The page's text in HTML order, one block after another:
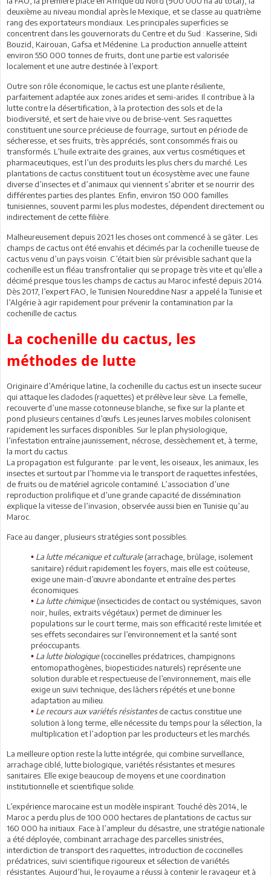
deuxième au niveau mondial après le Mexique, et se classe au quatrième
rang des exportateurs mondiaux. Les principales superficies se
concentrent dans les gouvernorats du Centre et du Sud : Kasserine, Sidi
Bouzid, Kairouan, Gafsa et Médenine. La production annuelle atteint
environ 550 000 tonnes de fruits, dont une partie est valorisée
localement et une autre destinée à l’export.
Outre son rôle économique, le cactus est une plante résiliente,
parfaitement adaptée aux zones arides et semi-arides. Il contribue à la
lutte contre la désertification, à la protection des sols et de la
biodiversité, et sert de haie vive ou de brise-vent. Ses raquettes
constituent une source précieuse de fourrage, surtout en période de
sécheresse, et ses fruits, très appréciés, sont consommés frais ou
transformés. L’huile extraite des graines, aux vertus cosmétiques et
pharmaceutiques, est l’un des produits les plus chers du marché. Les
plantations de cactus constituent tout un écosystème avec une faune
diverse d’insectes et d’animaux qui viennent s’abriter et se nourrir des
différentes parties des plantes. Enfin, environ 150 000 familles
tunisiennes, souvent parmi les plus modestes, dépendent directement ou
indirectement de cette filière.
Malheureusement depuis 2021 les choses ont commencé à se gâter. Les
champs de cactus ont été envahis et décimés par la cochenille tueuse de
cactus venu d’un pays voisin. C’était bien sûr prévisible sachant que la
cochenille est un fléau transfrontalier qui se propage très vite et qu’elle a
décimé presque tous les champs de cactus au Maroc infesté depuis 2014.
Dès 2017, l’expert FAO, le Tunisien Noureddine Nasr a appelé la Tunisie et
l’Algérie à agir rapidement pour prévenir la contamination par la
cochenille de cactus.
La cochenille du cactus, les
méthodes de lutte
Originaire d’Amérique latine, la cochenille du cactus est un insecte suceur
qui attaque les cladodes (raquettes) et prélève leur sève. La femelle,
recouverte d’une masse cotonneuse blanche, se fixe sur la plante et
pond plusieurs centaines d’œufs. Les jeunes larves mobiles colonisent
rapidement les surfaces disponibles. Sur le plan physiologique,
l’infestation entraîne jaunissement, nécrose, dessèchement et, à terme,
la mort du cactus.
La propagation est fulgurante : par le vent, les oiseaux, les animaux, les
insectes et surtout par l’homme via le transport de raquettes infestées,
de fruits ou de matériel agricole contaminé. L’association d’une
reproduction prolifique et d’une grande capacité de dissémination
explique la vitesse de l’invasion, observée aussi bien en Tunisie qu’au
Maroc.
Face au danger, plusieurs stratégies sont possibles.
• La lutte mécanique et culturale(arrachage, brûlage, isolement
sanitaire) réduit rapidement les foyers, mais elle est coûteuse,
exige une main-d’œuvre abondante et entraîne des pertes
économiques.
• La lutte chimique(insecticides de contact ou systémiques, savon
noir, huiles, extraits végétaux) permet de diminuer les
populations sur le court terme, mais son efficacité reste limitée et
ses effets secondaires sur l’environnement et la santé sont
préoccupants.
• La lutte biologique(coccinelles prédatrices, champignons
entomopathogènes, biopesticides naturels) représente une
solution durable et respectueuse de l’environnement, mais elle
exige un suivi technique, des lâchers répétés et une bonne
adaptation au milieu.
• Le recours aux variétés résistantesde cactus constitue une
solution à long terme, elle nécessite du temps pour la sélection, la
multiplication et l’adoption par les producteurs et les marchés.
La meilleure option reste la lutte intégrée, qui combine surveillance,
arrachage ciblé, lutte biologique, variétés résistantes et mesures
sanitaires. Elle exige beaucoup de moyens et une coordination
institutionnelle et scientifique solide.
L’expérience marocaine est un modèle inspirant. Touché dès 2014, le
Maroc a perdu plus de 100 000 hectares de plantations de cactus sur
160 000 ha initiaux. Face à l’ampleur du désastre, une stratégie nationale
a été déployée, combinant arrachage des parcelles sinistrées,
interdiction de transport des raquettes, introduction de coccinelles
prédatrices, suivi scientifique rigoureux et sélection de variétés
résistantes. Aujourd’hui, le royaume a réussi à contenir le ravageur et à